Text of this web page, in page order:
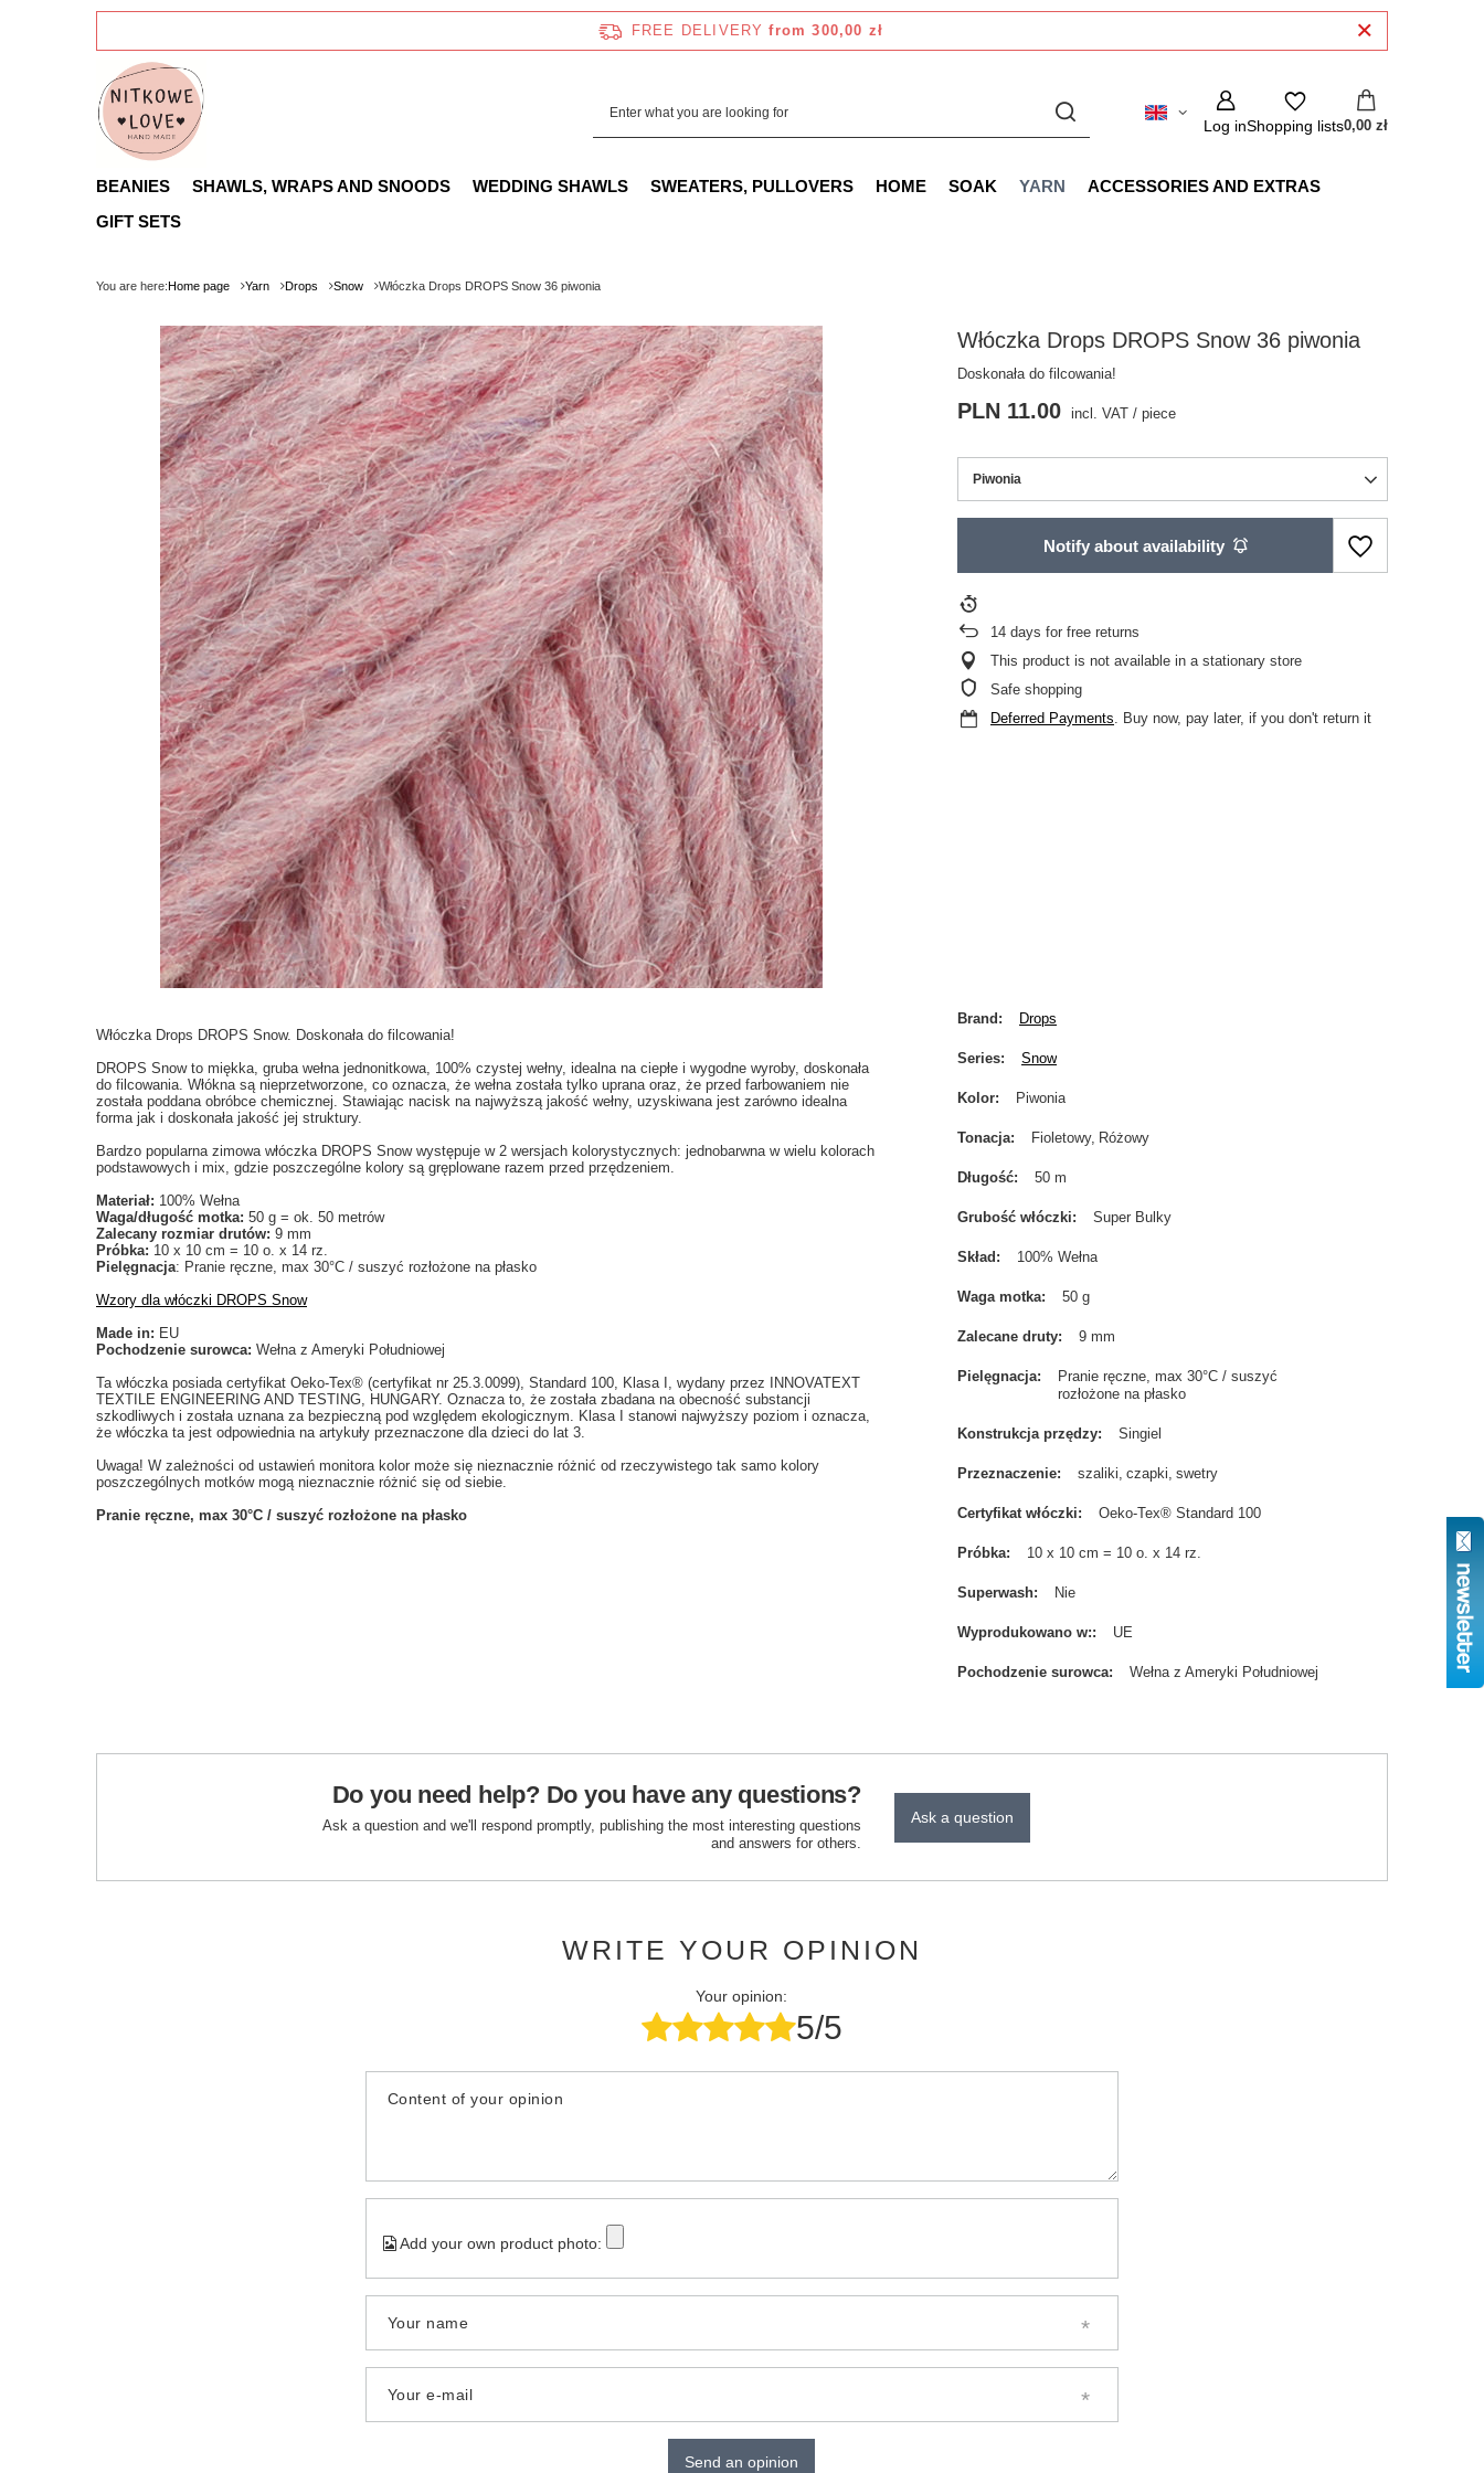
FREE DELIVERY from 300,00 zł
Log inShopping lists0,00 zł
BEANIES SHAWLS, WRAPS AND SNOODS WEDDING SHAWLS SWEATERS, PULLOVERS HOME SOAK YARN
ACCESSORIES AND EXTRAS
GIFT SETS
You are here:Home page Yarn Drops Snow Włóczka Drops DROPS Snow 36 piwonia
Włóczka Drops DROPS Snow 36 piwonia
Doskonała do filcowania!
Piwonia
PLN 11.00 incl. VAT /piece
Notify about availability
14 days for free returns
This product is not available in a stationary store
Safe shopping
Deferred Payments. Buy now, pay later, if you don't return it
Włóczka Drops DROPS Snow. Doskonała do filcowania!
DROPS Snow to miękka, gruba wełna jednonitkowa, 100% czystej wełny, idealna na ciepłe i wygodne wyroby, doskonała
do filcowania. Włókna są nieprzetworzone, co oznacza, że wełna została tylko uprana oraz, że przed farbowaniem nie
została poddana obróbce chemicznej. Stawiając nacisk na najwyższą jakość wełny, uzyskiwana jest zarówno idealna
forma jak i doskonała jakość jej struktury.
Bardzo popularna zimowa włóczka DROPS Snow występuje w 2 wersjach kolorystycznych: jednobarwna w wielu kolorach
podstawowych i mix, gdzie poszczególne kolory są gręplowane razem przed przędzeniem.
Materiał: 100% Wełna
Waga/długość motka: 50 g = ok. 50 metrów
Zalecany rozmiar drutów: 9 mm
Próbka: 10 x 10 cm = 10 o. x 14 rz.
Pielęgnacja: Pranie ręczne, max 30°C / suszyć rozłożone na płasko
Wzory dla włóczki DROPS Snow
Made in: EU
Pochodzenie surowca: Wełna z Ameryki Południowej
Ta włóczka posiada certyfikat Oeko-Tex® (certyfikat nr 25.3.0099), Standard 100, Klasa I, wydany przez INNOVATEXT
TEXTILE ENGINEERING AND TESTING, HUNGARY. Oznacza to, że została zbadana na obecność substancji
szkodliwych i została uznana za bezpieczną pod względem ekologicznym. Klasa I stanowi najwyższy poziom i oznacza,
że włóczka ta jest odpowiednia na artykuły przeznaczone dla dzieci do lat 3.
Uwaga! W zależności od ustawień monitora kolor może się nieznacznie różnić od rzeczywistego tak samo kolory
poszczególnych motków mogą nieznacznie różnić się od siebie.
Pranie ręczne, max 30°C / suszyć rozłożone na płasko
Brand Drops
Series Snow
Kolor Piwonia
Tonacja Fioletowy Różowy
Długość 50 m
Grubość włóczki Super Bulky
Skład 100% Wełna
Waga motka 50 g
Zalecane druty 9 mm
Pielęgnacja
Pranie ręczne, max 30°C / suszyć
rozłożone na płasko
Konstrukcja przędzy Singiel
Przeznaczenie szaliki czapki swetry
Certyfikat włóczki Oeko-Tex® Standard 100
Próbka 10 x 10 cm = 10 o. x 14 rz.
Superwash Nie
Wyprodukowano w: UE
Pochodzenie surowca Wełna z Ameryki Południowej
Do you need help? Do you have any questions?
Ask a question and we'll respond promptly, publishing the most interesting questions
and answers for others.
Ask a question
WRITE YOUR OPINION
Your opinion:
5/5
Content of your opinion
Add your own product photo:
Your name
Your e-mail
Send an opinion